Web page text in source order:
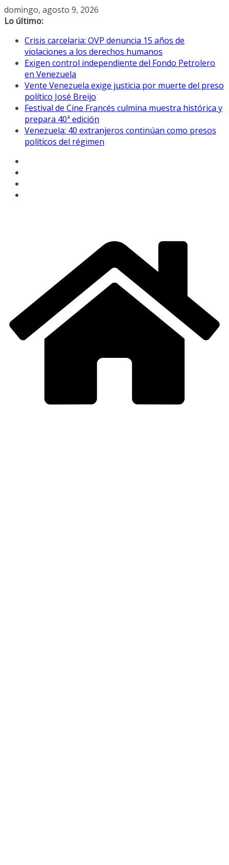
Saltar
al
domingo, agosto 9, 2026
Lo último:
Crisis carcelaria: OVP denuncia 15 años de
violaciones a los derechos humanos
Exigen control independiente del Fondo Petrolero
en Venezuela
Vente Venezuela exige justicia por muerte del preso
político José Breijo
Festival de Cine Francés culmina muestra histórica y
prepara 40ª edición
Venezuela: 40 extranjeros continúan como presos
políticos del régimen